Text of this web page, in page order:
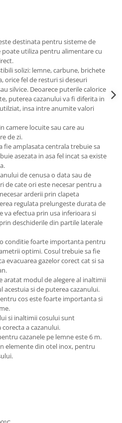
destinata pentru sisteme de
poate utiliza pentru alimentare cu
solizi: lemne, carbune, brichete
orice fel de resturi si deseuri
silvice. Deoarece puterile calorice
puterea cazanului va fi diferita in
insa intre anumite valori
camere locuite sau care au
de zi.
fie amplasata centrala trebuie sa
asezata in asa fel incat sa existe
de cenusa o data sau de
de cate ori este necesar pentru a
arderii prin clapeta
regulata prelungeste durata de
va efectua prin usa inferioara si
deschiderile din partile laterale
o conditie foarte importanta pentru
optimi. Cosul trebuie sa fie
evacuarea gazelor corect cat si sa
aratat modul de alegere al inaltimii
si de puterea cazanului.
cos este foarte importanta si
si inaltimii cosului sunt
a cazanului.
cazanele pe lemne este 6 m.
elemente din otel inox, pentru